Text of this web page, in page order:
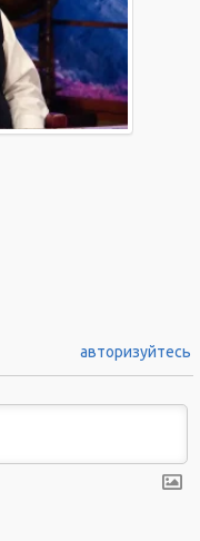
авторизуйтесь